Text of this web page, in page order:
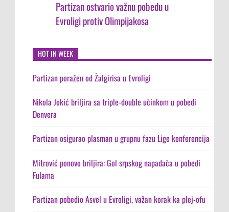
Partizan ostvario važnu pobedu u
Evroligi protiv Olimpijakosa
HOT IN WEEK
Partizan poražen od Žalgirisa u Evroligi
Nikola Jokić briljira sa triple-double učinkom u pobedi
Denvera
Partizan osigurao plasman u grupnu fazu Lige konferencija
Mitrović ponovo briljira: Gol srpskog napadača u pobedi
Fulama
Partizan pobedio Asvel u Evroligi, važan korak ka plej-ofu